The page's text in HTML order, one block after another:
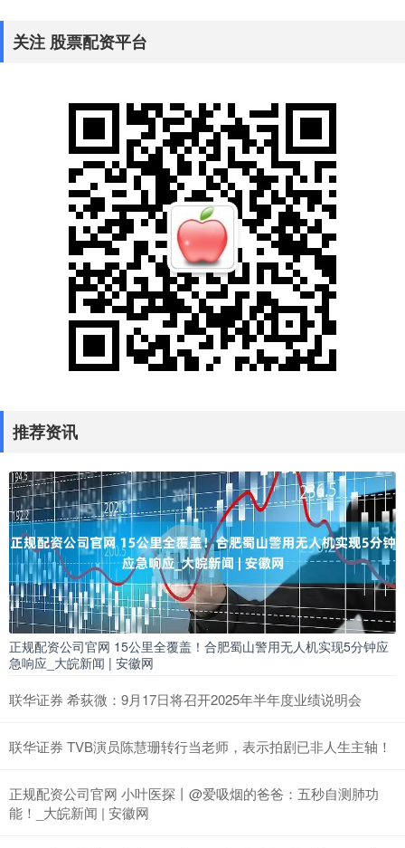
关注 股票配资平台
推荐资讯
正规配资公司官网 15公里全覆盖！合肥蜀山警用无人机实现5分钟应
急响应_大皖新闻 | 安徽网
联华证券 希荻微：9月17日将召开2025年半年度业绩说明会
联华证券 TVB演员陈慧珊转行当老师，表示拍剧已非人生主轴！
正规配资公司官网 小叶医探丨@爱吸烟的爸爸：五秒自测肺功
能！_大皖新闻 | 安徽网